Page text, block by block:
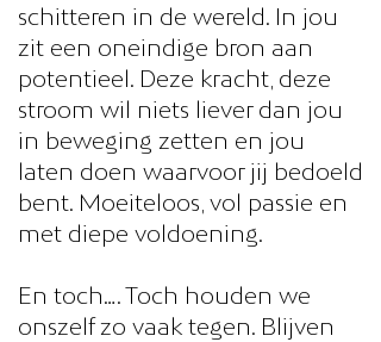
schitteren in de wereld. In jou
zit een oneindige bron aan
potentieel. Deze kracht, deze
stroom wil niets liever dan jou
in beweging zetten en jou
laten doen waarvoor jij bedoeld
bent. Moeiteloos, vol passie en
met diepe voldoening.
En toch…. Toch houden we
onszelf zo vaak tegen. Blijven